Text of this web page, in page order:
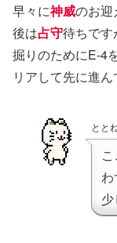
早々に神威のお迎
後は占守待ちです
掘りのためにE-4
リアして先に進
とと
わ